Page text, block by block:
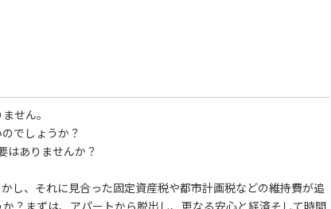
せん。
でしょうか？
はありませんか？
し、それに見合った固定資産税や都市計画税などの維持費が追
？まずは、アパートから脱出し、更なる安心と経済そして時間